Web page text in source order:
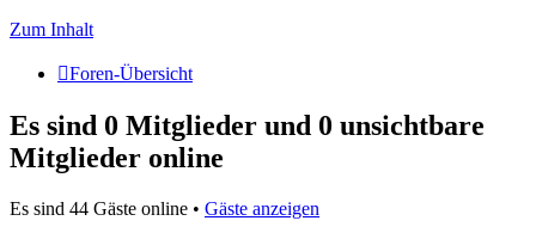
Zum Inhalt
Foren-Übersicht
Es sind 0 Mitglieder und 0 unsichtbare
Mitglieder online
Es sind 44 Gäste online • Gäste anzeigen